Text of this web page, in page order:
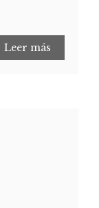
Leer más